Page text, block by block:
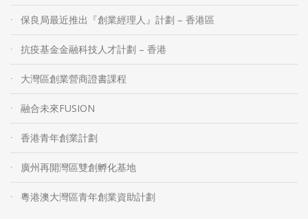
保良局最近推出『創業經理人』計劃 – 香港區
抗疫基金金融科技人才計劃 – 香港
大灣區創業營商證書課程
融合未來FUSION
香港青年創業計劃
廣州再開灣區雙創孵化基地
粵港澳大灣區青年創業資助計劃